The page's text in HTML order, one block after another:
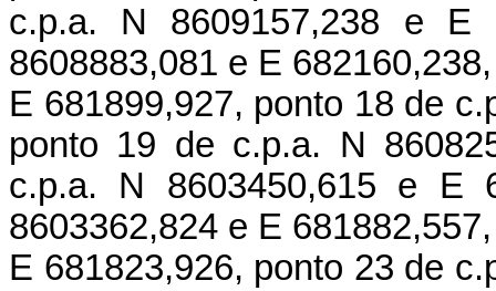
c.p.a. N 8609157,238 e E
8608883,081 e E
E 681899,927, ponto 18 de
ponto 19 de c.p.a. N
c.p.a. N 8603450,615 e E
8603362,824 e E
E 681823,926, ponto 23 de